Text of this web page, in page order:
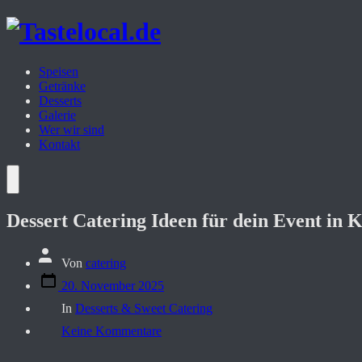
Zum
Inhalt
Speisen
Getränke
Desserts
Galerie
Wer wir sind
Kontakt
Menü
Dessert Catering Ideen für dein Event in
Beitragsautor
Von catering
Veröffentlichungsdatum
20. November 2025
In Desserts & Sweet Catering
Keine KommentareDessert